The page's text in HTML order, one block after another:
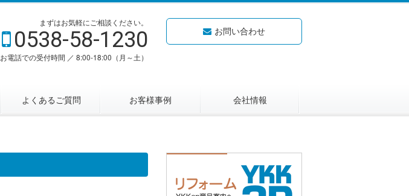
まずはお気軽にご相談ください。
0538-58-1230
お電話での受付時間 ／ 8:00-18:00（月～土）
お問い合わせ
よくあるご質問 お客様事例 会社情報